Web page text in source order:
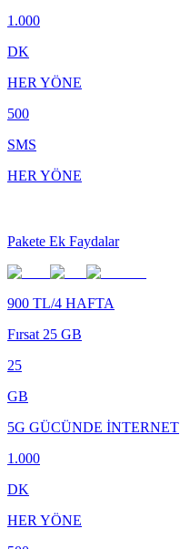
1.000
DK
HER YÖNE
500
SMS
HER YÖNE
Pakete Ek Faydalar
900 TL/4 HAFTA
Fırsat 25 GB
25
GB
5G GÜCÜNDE İNTERNET
1.000
DK
HER YÖNE